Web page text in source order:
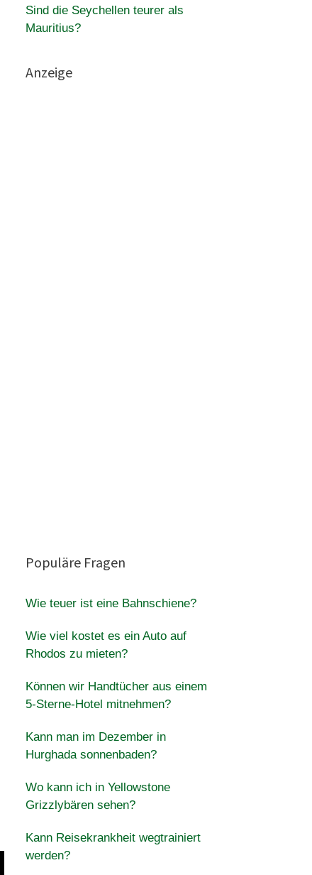
Sind die Seychellen teurer als
Mauritius?
Anzeige
Populäre Fragen
Wie teuer ist eine Bahnschiene?
Wie viel kostet es ein Auto auf
Rhodos zu mieten?
Können wir Handtücher aus einem
5-Sterne-Hotel mitnehmen?
Kann man im Dezember in
Hurghada sonnenbaden?
Wo kann ich in Yellowstone
Grizzlybären sehen?
Kann Reisekrankheit wegtrainiert
werden?